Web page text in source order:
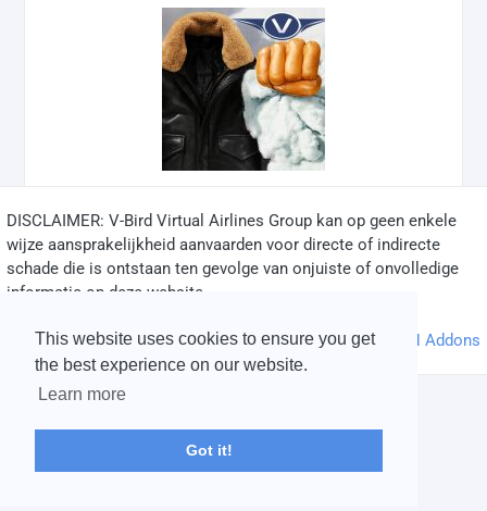
This website uses cookies to ensure you get
the best experience on our website.
Learn more
Got it!
✅
DISCLAIMER: V-Bird Virtual Airlines Group kan op geen enkele
wijze aansprakelijkheid aanvaarden voor directe of indirecte
schade die is ontstaan ten gevolge van onjuiste of onvolledige
informatie op deze website.
Powered byphpVMS&SPTheme DH Addons